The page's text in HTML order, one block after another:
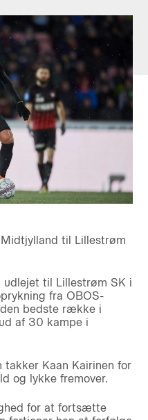
til Lillestrøm
til Lillestrøm SK i
fra OBOS-
den bedste række i
af 30 kampe i
takker Kaan Kairinen for
og lykke fremover.
for at fortsætte